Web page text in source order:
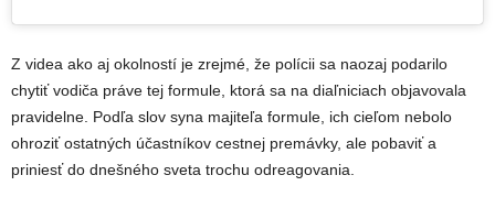
Z videa ako aj okolností je zrejmé, že polícii sa naozaj podarilo
chytiť vodiča práve tej formule, ktorá sa na diaľniciach objavovala
pravidelne. Podľa slov syna majiteľa formule, ich cieľom nebolo
ohroziť ostatných účastníkov cestnej premávky, ale pobaviť a
priniesť do dnešného sveta trochu odreagovania.